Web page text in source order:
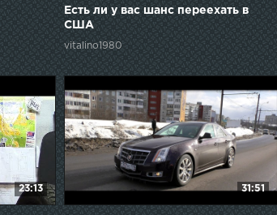
Есть ли у вас шанс переехать в
США
vitalino1980
23:13 31:51